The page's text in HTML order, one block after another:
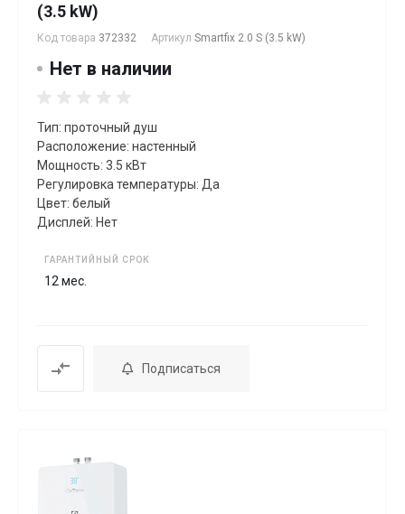
(3.5 kW)
Код товара 372332 Артикул Smartfix 2.0 S (3.5 kW)
Нет в наличии
Тип: проточный душ
Расположение: настенный
Мощность: 3.5 кВт
Регулировка температуры: Да
Цвет: белый
Дисплей: Нет
ГАРАНТИЙНЫЙ СРОК
12 мес.
Подписаться